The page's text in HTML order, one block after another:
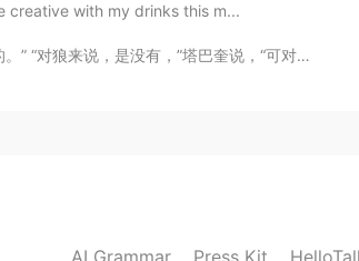
creative with my drinks this m...
，一把干骨头就算大餐。我们是谁？我们是格德洛格（胡狼），我们才不挑...
AI Grammar Press Kit